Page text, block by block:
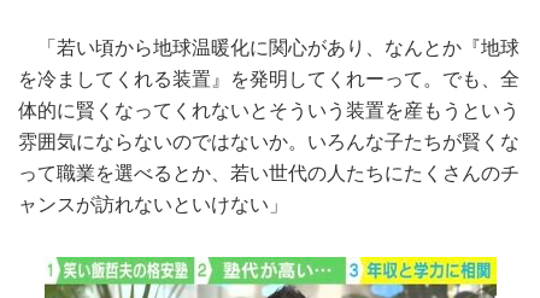
「若い頃から地球温暖化に関心があり、なんとか『地球
を冷ましてくれる装置』を発明してくれーって。でも、全
体的に賢くなってくれないとそういう装置を産もうという
雰囲気にならないのではないか。いろんな子たちが賢くな
って職業を選べるとか、若い世代の人たちにたくさんのチ
ャンスが訪れないといけない」